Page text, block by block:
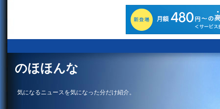
のほほんな
気になるニュースを気になった分だけ紹介。